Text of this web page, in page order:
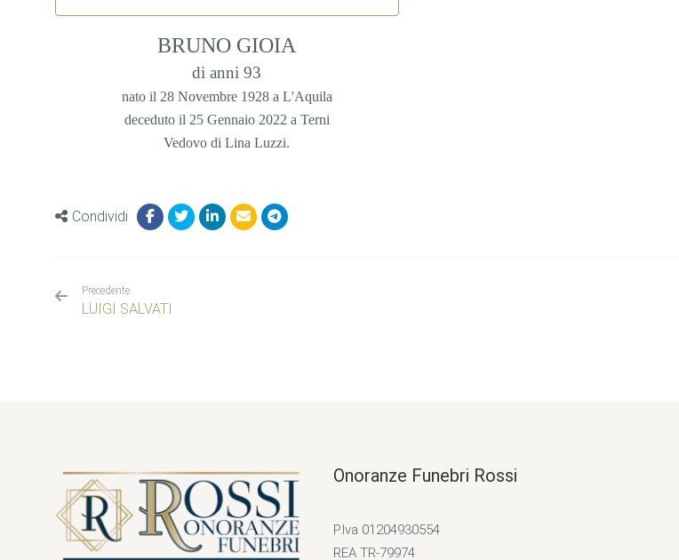
BRUNO GIOIA
di anni 93
nato il 28 Novembre 1928 a L'Aquila
deceduto il 25 Gennaio 2022 a Terni
Vedovo di Lina Luzzi.
Condividi
Precedente
LUIGI SALVATI
Onoranze Funebri Rossi
P.Iva 01204930554
REA TR-79974